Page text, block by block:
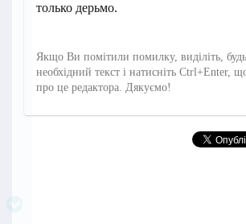
только дерьмо.
Якщо Ви помітили помилку, виділіть,
необхідний текст і натисніть Ctrl+Enter,
про це редактора. Дякуємо!